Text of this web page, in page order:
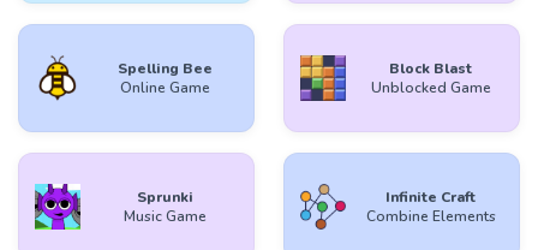
Spelling Bee
Online Game
Block Blast
Unblocked Game
Sprunki
Music Game
Infinite Craft
Combine Elements